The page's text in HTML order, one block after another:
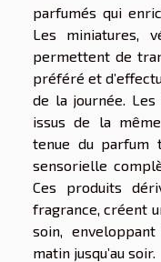
parfumés qui
Les miniatures,
permettent de
préféré et
de la journée.
issus de la
tenue du parfum
sensorielle
Ces produits
fragrance, créent
soin,
matin jusqu’au soir.